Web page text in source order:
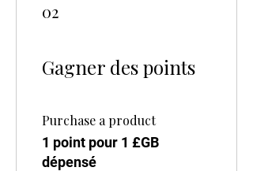
02
Gagner des points
Purchase a product
1 point pour 1 £GB
dépensé